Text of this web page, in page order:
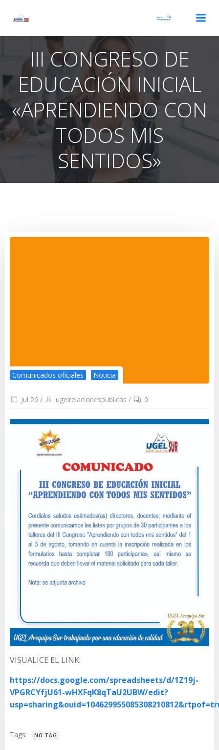
III CONGRESO DE
EDUCACIÓN INICIAL
«APRENDIENDO CON
TODOS MIS
SENTIDOS»
Comunicados oficiales Noticia
Jul 26 / ugelrelacionespublicas / 0
VISUALICE EL LINK:
https://docs.google.com/spreadsheets/d/1Z19j-
VPGRCYfjU61-wHXFqK8qTaU2UBW/edit?
Tags: NO TAG